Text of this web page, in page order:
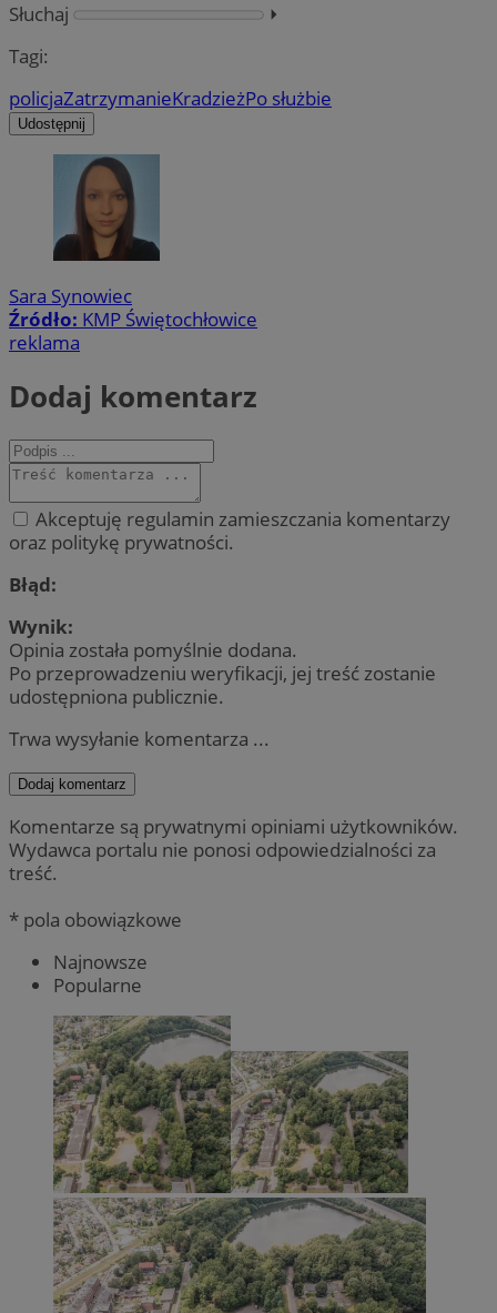
Słuchaj
⏵︎
Tagi:
policjaZatrzymanieKradzieżPo służbie
Udostępnij
Sara Synowiec
Źródło: KMP Świętochłowice
reklama
Dodaj komentarz
Akceptuję regulamin zamieszczania komentarzy
oraz politykę prywatności.
Błąd:
Wynik:
Opinia została pomyślnie dodana.
Po przeprowadzeniu weryfikacji, jej treść zostanie
udostępniona publicznie.
Trwa wysyłanie komentarza ...
Dodaj komentarz
Komentarze są prywatnymi opiniami użytkowników.
Wydawca portalu nie ponosi odpowiedzialności za
treść.
* pola obowiązkowe
Najnowsze
Popularne